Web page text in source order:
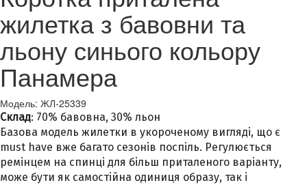
жилетка з бавовни та
льону синього кольору
Панамера
Модель: ЖЛ-25339
Склад: 70% бавовна, 30% льон
Базова модель жилетки в укороченому вигляді, що є
must have вже багато сезонів поспіль. Регулюється
ремінцем на спинці для більш приталеного варіанту,
може бути як самостійна одиниця образу, так і